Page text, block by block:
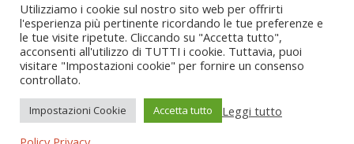
Copyright © 2025. Creato daHopeMedia Italia
Utilizziamo i cookie sul nostro sito web per offrirti
l'esperienza più pertinente ricordando le tue preferenze e
le tue visite ripetute. Cliccando su "Accetta tutto",
acconsenti all'utilizzo di TUTTI i cookie. Tuttavia, puoi
visitare "Impostazioni cookie" per fornire un consenso
controllato.
Impostazioni Cookie Accetta tutto
Leggi tutto